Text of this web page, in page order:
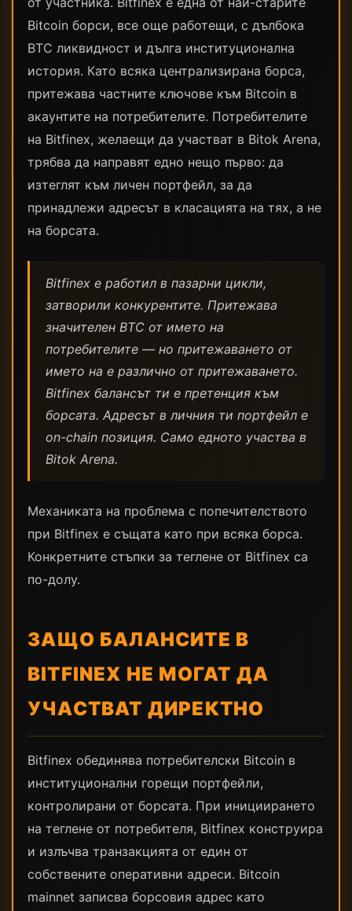
Bitcoin борси, все още работещи, с дълбока
BTC ликвидност и дълга институционална
история. Като всяка централизирана борса,
притежава частните ключове към Bitcoin в
акаунтите на потребителите. Потребителите
на Bitfinex, желаещи да участват в Bitok Arena,
трябва да направят едно нещо първо: да
изтеглят към личен портфейл, за да
принадлежи адресът в класацията на тях, а не
на борсата.
Bitfinex е работил в пазарни цикли,
затворили конкурентите. Притежава
значителен BTC от името на
потребителите — но притежаването от
името на е различно от притежаването.
Bitfinex балансът ти е претенция към
борсата. Адресът в личния ти портфейл е
on-chain позиция. Само едното участва в
Bitok Arena.
Механиката на проблема с попечителството
при Bitfinex е същата като при всяка борса.
Конкретните стъпки за теглене от Bitfinex са
по-долу.
ЗАЩО БАЛАНСИТЕ В
BITFINEX НЕ МОГАТ ДА
УЧАСТВАТ ДИРЕКТНО
Bitfinex обединява потребителски Bitcoin в
институционални горещи портфейли,
контролирани от борсата. При инициирането
на теглене от потребителя, Bitfinex конструира
и излъчва транзакцията от един от
собствените оперативни адреси. Bitcoin
mainnet записва борсовия адрес като